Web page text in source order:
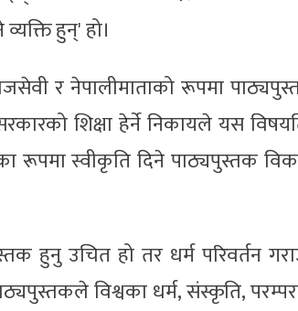
हुन्' हो।
र नेपालीमाताको रूपमा
शिक्षा हेर्ने निकायले यस
रूपमा स्वीकृति दिने पाठ्यपुस्तक
हुनु उचित हो तर धर्म परिवर्तन
विश्वका धर्म, संस्कृति,